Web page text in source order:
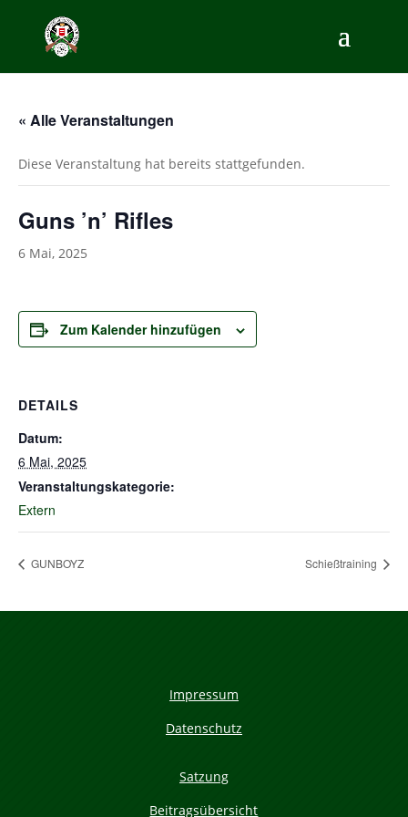
« Alle Veranstaltungen
Diese Veranstaltung hat bereits stattgefunden.
Guns ’n’ Rifles
6 Mai, 2025
Zum Kalender hinzufügen
DETAILS
Datum:
6 Mai, 2025
Veranstaltungskategorie:
Extern
GUNBOYZ Schießtraining
Impressum
Datenschutz
Satzung
Beitragsübersicht